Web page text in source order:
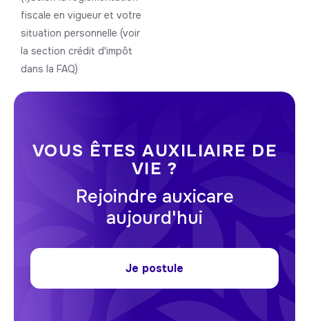
fiscale en vigueur et votre
situation personnelle (voir
la section crédit d'impôt
dans la FAQ)
VOUS ÊTES AUXILIAIRE DE
VIE ?
Rejoindre auxicare
aujourd'hui
Je postule